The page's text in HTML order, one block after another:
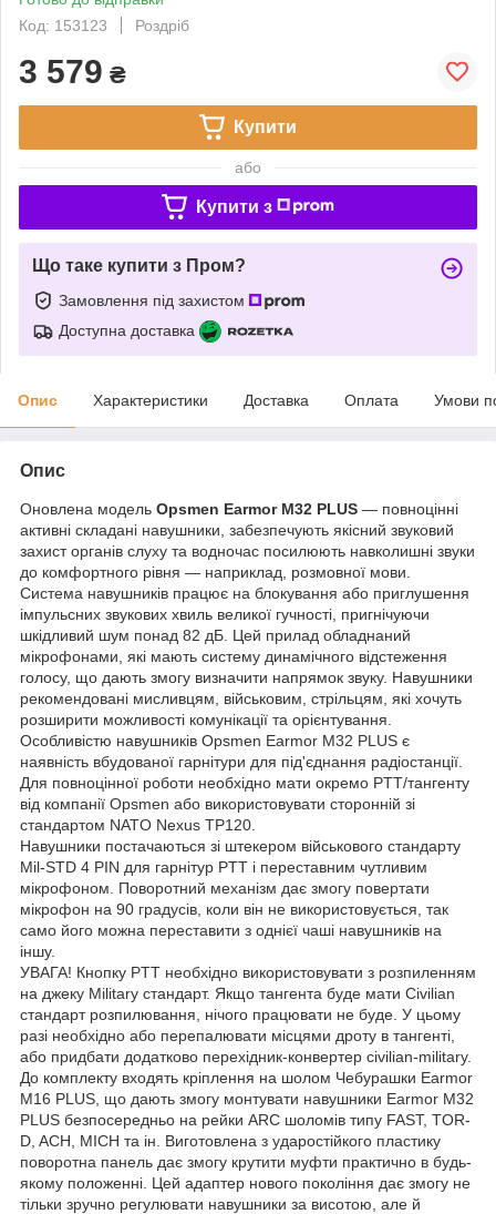
Код: 153123
Роздріб
3 579 ₴
Купити
або
Купити з
Що таке купити з Пром?
Замовлення під захистом
Доступна доставка
Опис Характеристики Доставка Оплата Умови
Опис
Оновлена модель Opsmen Earmor M32 PLUS — повноцінні
активні складані навушники, забезпечують якісний звуковий
захист органів слуху та водночас посилюють навколишні звуки
до комфортного рівня — наприклад, розмовної мови.
Система навушників працює на блокування або приглушення
імпульсних звукових хвиль великої гучності, пригнічуючи
шкідливий шум понад 82 дБ. Цей прилад обладнаний
мікрофонами, які мають систему динамічного відстеження
голосу, що дають змогу визначити напрямок звуку. Навушники
рекомендовані мисливцям, військовим, стрільцям, які хочуть
розширити можливості комунікації та орієнтування.
Особливістю навушників Opsmen Earmor M32 PLUS є
наявність вбудованої гарнітури для під'єднання радіостанції.
Для повноцінної роботи необхідно мати окремо PTT/тангенту
від компанії Opsmen або використовувати сторонній зі
стандартом NATO Nexus TP120.
Навушники постачаються зі штекером військового стандарту
Mil-STD 4 PIN для гарнітур PTT і переставним чутливим
мікрофоном. Поворотний механізм дає змогу повертати
мікрофон на 90 градусів, коли він не використовується, так
само його можна переставити з однієї чаші навушників на
іншу.
УВАГА! Кнопку PTT необхідно використовувати з розпиленням
на джеку Military стандарт. Якщо тангента буде мати Civilian
стандарт розпилювання, нічого працювати не буде. У цьому
разі необхідно або перепалювати місцями дроту в тангенті,
або придбати додатково перехідник-конвертер civilian-military.
До комплекту входять кріплення на шолом Чебурашки Earmor
M16 PLUS, що дають змогу монтувати навушники Earmor M32
PLUS безпосередньо на рейки ARC шоломів типу FAST, TOR-
D, ACH, MICH та ін. Виготовлена з ударостійкого пластику
поворотна панель дає змогу крутити муфти практично в будь-
якому положенні. Цей адаптер нового покоління дає змогу не
тільки зручно регулювати навушники за висотою, але й